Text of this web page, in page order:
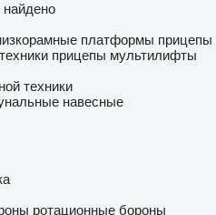
найдено
платформы прицепы
прицепы мультилифты
техники
навесные
ротационные бороны